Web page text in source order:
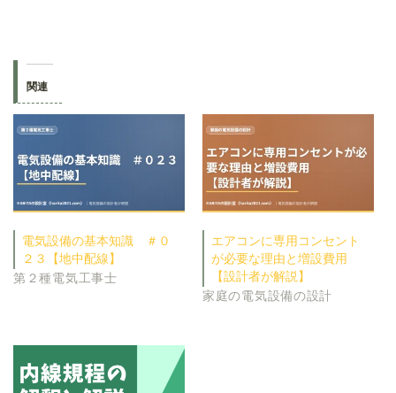
関連
電気設備の基本知識 ＃０
２３【地中配線】
第２種電気工事士
エアコンに専用コンセント
が必要な理由と増設費用
【設計者が解説】
家庭の電気設備の設計